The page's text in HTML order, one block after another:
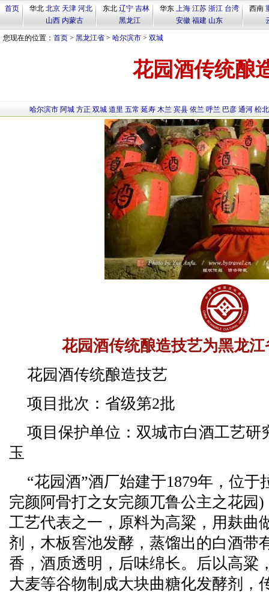
首页 华北 北京 天津 河北
山西 内蒙古
东北 辽宁 吉林
黑龙江
华东 上海 江苏 浙江 台湾
安徽 福建 山东
西南
您现在的位置： 首页 > 黑龙江省 > 哈尔滨市 > 双城
花园酒传统酿
哈尔滨市 阿城 方正 双城 道里 五常 延寿 木兰 宾县 依兰 呼兰 巴彦 通河 松北
花园酒传统酿造技艺为黑龙
花园酒传统酿造技艺
项目批次：省级第2批
项目保护单位：双城市白酒工艺研
玉
“花园酒”酒厂始建于1879年，位
完颜阿骨打之女完颜兀鲁公主之花园
工艺代表之一，原料为高粱，用麸曲
剂，木板窖池发酵，蒸馏出的白酒带
香，酒质透明，后味绵长。后以高粱
大麦等谷物制成大块曲糖化发酵剂，